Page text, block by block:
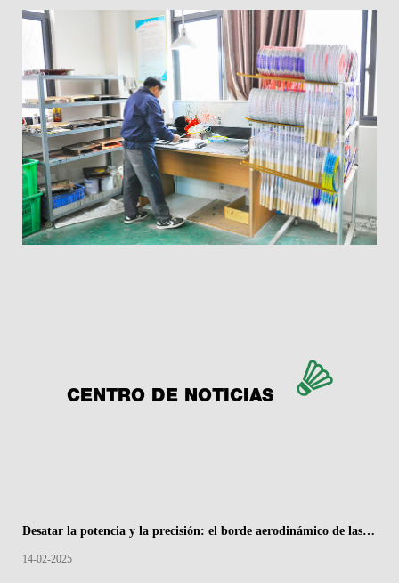
CENTRO DE NOTICIAS
Desatar la potencia y la precisión: el borde aerodinámico de las raquetas de bádminton divididas de hierro
14-02-2025